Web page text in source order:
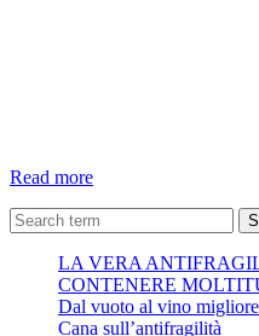
Read moreDal
“L’ultima
delle
favole”
–
Massimo
LA VERA
CONTENERE
Dal vuoto al vino
Cana sull’antifragilità